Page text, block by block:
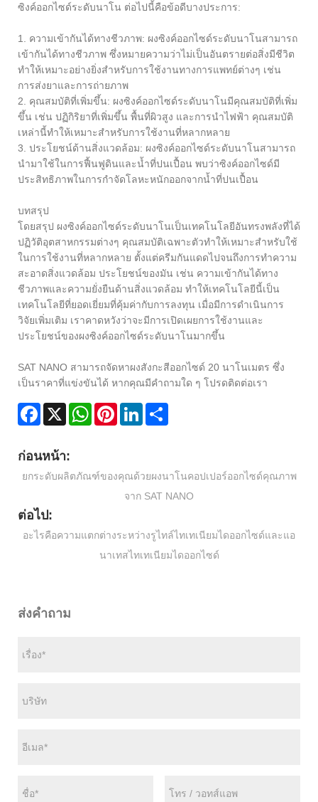
ซิงค์ออกไซด์ระดับนาโน ต่อไปนี้คือข้อดีบางประการ:
1. ความเข้ากันได้ทางชีวภาพ: ผงซิงค์ออกไซด์ระดับนาโนสามารถ
เข้ากันได้ทางชีวภาพ ซึ่งหมายความว่าไม่เป็นอันตรายต่อสิ่งมีชีวิต
ทำให้เหมาะอย่างยิ่งสำหรับการใช้งานทางการแพทย์ต่างๆ เช่น
การส่งยาและการถ่ายภาพ
2. คุณสมบัติที่เพิ่มขึ้น: ผงซิงค์ออกไซด์ระดับนาโนมีคุณสมบัติที่เพิ่ม
ขึ้น เช่น ปฏิกิริยาที่เพิ่มขึ้น พื้นที่ผิวสูง และการนำไฟฟ้า คุณสมบัติ
เหล่านี้ทำให้เหมาะสำหรับการใช้งานที่หลากหลาย
3. ประโยชน์ด้านสิ่งแวดล้อม: ผงซิงค์ออกไซด์ระดับนาโนสามารถ
นำมาใช้ในการฟื้นฟูดินและน้ำที่ปนเปื้อน พบว่าซิงค์ออกไซด์มี
ประสิทธิภาพในการกำจัดโลหะหนักออกจากน้ำที่ปนเปื้อน
บทสรุป
โดยสรุป ผงซิงค์ออกไซด์ระดับนาโนเป็นเทคโนโลยีอันทรงพลังที่ได้
ปฏิวัติอุตสาหกรรมต่างๆ คุณสมบัติเฉพาะตัวทำให้เหมาะสำหรับใช้
ในการใช้งานที่หลากหลาย ตั้งแต่ครีมกันแดดไปจนถึงการทำความ
สะอาดสิ่งแวดล้อม ประโยชน์ของมัน เช่น ความเข้ากันได้ทาง
ชีวภาพและความยั่งยืนด้านสิ่งแวดล้อม ทำให้เทคโนโลยีนี้เป็น
เทคโนโลยีที่ยอดเยี่ยมที่คุ้มค่ากับการลงทุน เมื่อมีการดำเนินการ
วิจัยเพิ่มเติม เราคาดหวังว่าจะมีการเปิดเผยการใช้งานและ
ประโยชน์ของผงซิงค์ออกไซด์ระดับนาโนมากขึ้น
SAT NANO สามารถจัดหาผงสังกะสีออกไซด์ 20 นาโนเมตร ซึ่ง
เป็นราคาที่แข่งขันได้ หากคุณมีคำถามใด ๆ โปรดติดต่อเรา
Facebook
X WhatsAppPinterestLinkedIn
ก่อนหน้า:
ยกระดับผลิตภัณฑ์ของคุณด้วยผงนาโนคอปเปอร์ออกไซด์คุณภาพ
จาก SAT NANO
ต่อไป:
อะไรคือความแตกต่างระหว่างรูไทล์ไทเทเนียมไดออกไซด์และแอ
นาเทสไทเทเนียมไดออกไซด์
ส่งคำถาม